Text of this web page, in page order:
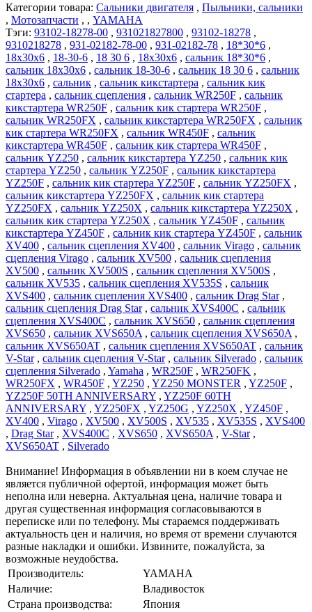
Категории товара: Сальники двигателя , Пыльники, сальники
, Мотозапчасти , , YAMAHA
Тэги: 93102-18278-00 , 931021827800 , 93102-18278 ,
9310218278 , 931-02182-78-00 , 931-02182-78 , 18*30*6 ,
18x30x6 , 18-30-6 , 18 30 6 , 18х30х6 , сальник 18*30*6 ,
сальник 18x30x6 , сальник 18-30-6 , сальник 18 30 6 , сальник
18х30х6 , сальник , сальник кикстартера , сальник кик
стартера , сальник сцепления , сальник WR250F , сальник
кикстартера WR250F , сальник кик стартера WR250F ,
сальник WR250FX , сальник кикстартера WR250FX , сальник
кик стартера WR250FX , сальник WR450F , сальник
кикстартера WR450F , сальник кик стартера WR450F ,
сальник YZ250 , сальник кикстартера YZ250 , сальник кик
стартера YZ250 , сальник YZ250F , сальник кикстартера
YZ250F , сальник кик стартера YZ250F , сальник YZ250FX ,
сальник кикстартера YZ250FX , сальник кик стартера
YZ250FX , сальник YZ250X , сальник кикстартера YZ250X ,
сальник кик стартера YZ250X , сальник YZ450F , сальник
кикстартера YZ450F , сальник кик стартера YZ450F , сальник
XV400 , сальник сцепления XV400 , сальник Virago , сальник
сцепления Virago , сальник XV500 , сальник сцепления
XV500 , сальник XV500S , сальник сцепления XV500S ,
сальник XV535 , сальник сцепления XV535S , сальник
XVS400 , сальник сцепления XVS400 , сальник Drag Star,
сальник сцепления Drag Star, сальник XVS400C , сальник
сцепления XVS400C , сальник XVS650 , сальник сцепления
XVS650 , сальник XVS650A , сальник сцепления XVS650A ,
сальник XVS650AT , сальник сцепления XVS650AT , сальник
V-Star, сальник сцепления V-Star, сальник Silverado , сальник
сцепления Silverado , Yamaha , WR250F , WR250FK ,
WR250FX , WR450F , YZ250 , YZ250 MONSTER , YZ250F ,
YZ250F 50TH ANNIVERSARY , YZ250F 60TH
ANNIVERSARY , YZ250FX , YZ250G , YZ250X , YZ450F ,
XV400 , Virago , XV500 , XV500S , XV535 , XV535S , XVS400
, Drag Star, XVS400C , XVS650 , XVS650A , V-Star,
XVS650AT , Silverado
Внимание! Информация в объявлении ни в коем случае не
является публичной офертой, информация может быть
неполна или неверна. Актуальная цена, наличие товара и
другая существенная информация согласовываются в
переписке или по телефону. Мы стараемся поддерживать
актуальность цен и наличия, но время от времени случаются
разные накладки и ошибки. Извините, пожалуйста, за
возможные неудобства.
Производитель:
YAMAHA
Наличие:
Владивосток
Страна производства:
Япония